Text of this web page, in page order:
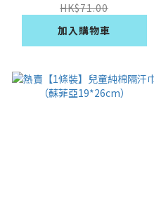
HK$71.00
加入購物車